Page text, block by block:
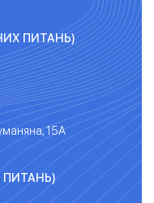
ПИТАНЬ)
15А
ПИТАНЬ)